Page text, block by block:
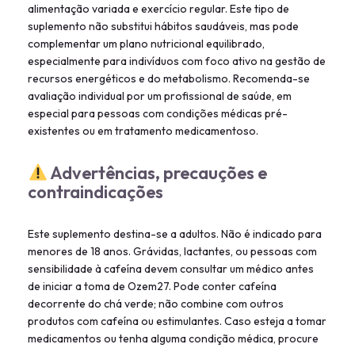
alimentação variada e exercício regular. Este tipo de
suplemento não substitui hábitos saudáveis, mas pode
complementar um plano nutricional equilibrado,
especialmente para indivíduos com foco ativo na gestão de
recursos energéticos e do metabolismo. Recomenda-se
avaliação individual por um profissional de saúde, em
especial para pessoas com condições médicas pré-
existentes ou em tratamento medicamentoso.
Advertências, precauções e
contraindicações
Este suplemento destina-se a adultos. Não é indicado para
menores de 18 anos. Grávidas, lactantes, ou pessoas com
sensibilidade à cafeína devem consultar um médico antes
de iniciar a toma de Ozem27. Pode conter cafeína
decorrente do chá verde; não combine com outros
produtos com cafeína ou estimulantes. Caso esteja a tomar
medicamentos ou tenha alguma condição médica, procure